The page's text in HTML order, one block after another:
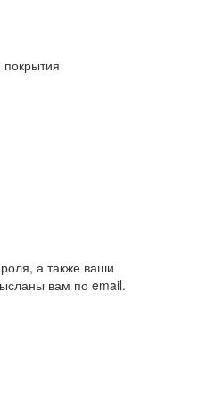
а также ваши
вам по email.